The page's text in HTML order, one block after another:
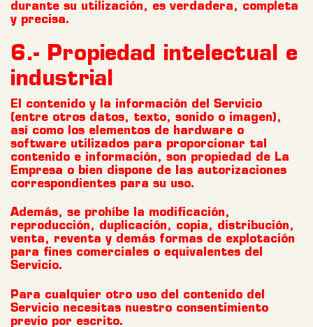
durante su utilización, es verdadera, completa
y precisa.
6.- Propiedad intelectual e
industrial
El contenido y la información del Servicio
(entre otros datos, texto, sonido o imagen),
así como los elementos de hardware o
software utilizados para proporcionar tal
contenido e información, son propiedad de La
Empresa o bien dispone de las autorizaciones
correspondientes para su uso.
Además, se prohíbe la modificación,
reproducción, duplicación, copia, distribución,
venta, reventa y demás formas de explotación
para fines comerciales o equivalentes del
Servicio.
Para cualquier otro uso del contenido del
Servicio necesitas nuestro consentimiento
previo por escrito.